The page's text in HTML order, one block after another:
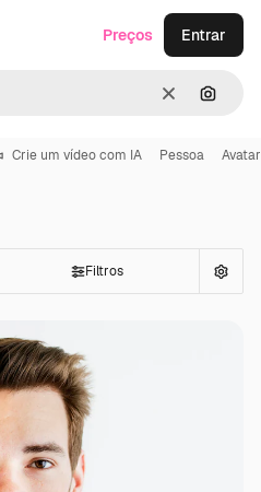
Limpar
Preços Entrar
Crie um vídeo com IA Pessoa Avatar
Filtros